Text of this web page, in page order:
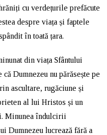
cu verdețurile prefăcute
despre viața și faptele
în toată țara.
din viața Sfântului
Dumnezeu nu părăsește pe
ascultare, rugăciune și
al lui Hristos și un
Minunea îndulcirii
Dumnezeu lucrează fără a